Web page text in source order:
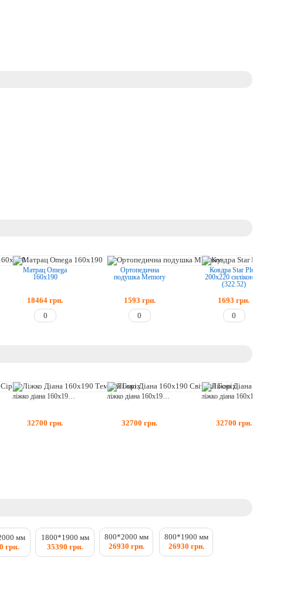
Матрац Omega
160x190
18464 грн.
Ортопедична
подушка Memory
1593 грн.
Ковдра Star Plus
200х220 силіконова
(322.52)
1693 грн.
ліжко діана 160x190 темний горіх
32700 грн.
ліжко діана 160x190 світлий горіх
32700 грн. 32700 грн.
мм
грн.
1800*1900 мм
35390 грн.
800*2000 мм
26930 грн.
800*1900 мм
26930 грн.